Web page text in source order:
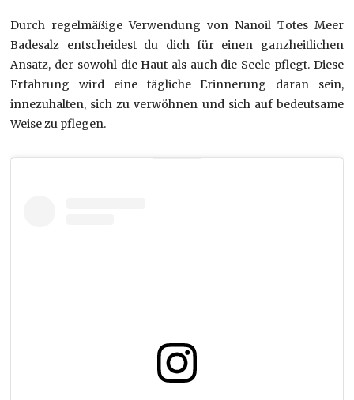
Durch regelmäßige Verwendung von Nanoil Totes Meer
Badesalz entscheidest du dich für einen ganzheitlichen
Ansatz, der sowohl die Haut als auch die Seele pflegt. Diese
Erfahrung wird eine tägliche Erinnerung daran sein,
innezuhalten, sich zu verwöhnen und sich auf bedeutsame
Weise zu pflegen.